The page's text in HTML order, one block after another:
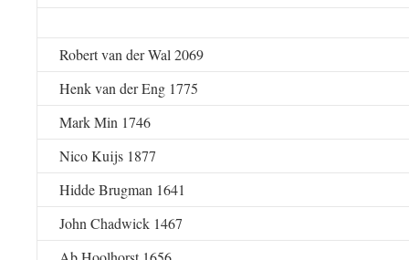
Robert van der Wal 2069
Henk van der Eng 1775
Mark Min 1746
Nico Kuijs 1877
Hidde Brugman 1641
John Chadwick 1467